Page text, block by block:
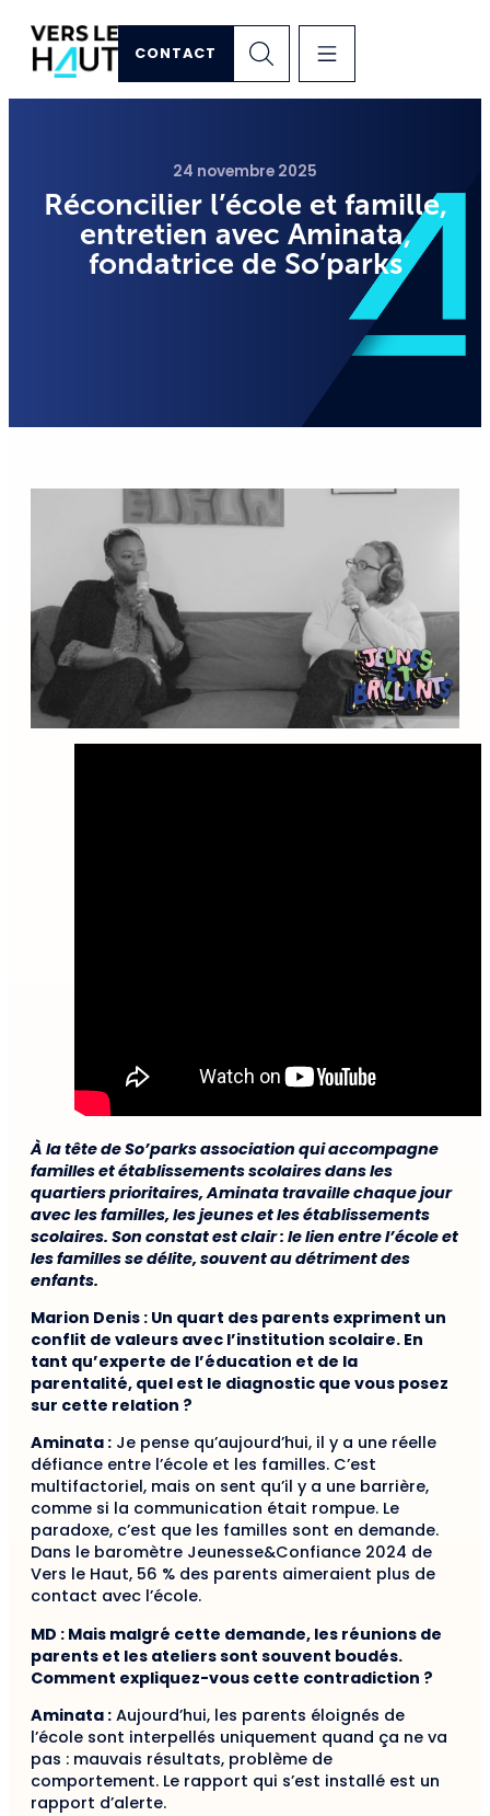
CONTACT
24 novembre 2025
Réconcilier l’école et famille,
entretien avec Aminata,
fondatrice de So’parks
À la tête de So’parks association qui accompagne
familles et établissements scolaires dans les
quartiers prioritaires, Aminata travaille chaque jour
avec les familles, les jeunes et les établissements
scolaires. Son constat est clair : le lien entre l’école et
les familles se délite, souvent au détriment des
enfants.
Marion Denis : Un quart des parents expriment un
conflit de valeurs avec l’institution scolaire. En
tant qu’experte de l’éducation et de la
parentalité, quel est le diagnostic que vous posez
sur cette relation ?
Aminata : Je pense qu’aujourd’hui, il y a une réelle
défiance entre l’école et les familles. C’est
multifactoriel, mais on sent qu’il y a une barrière,
comme si la communication était rompue. Le
paradoxe, c’est que les familles sont en demande.
Dans le baromètre Jeunesse&Confiance 2024 de
Vers le Haut, 56 % des parents aimeraient plus de
contact avec l’école.
MD : Mais malgré cette demande, les réunions de
parents et les ateliers sont souvent boudés.
Comment expliquez-vous cette contradiction ?
Aminata : Aujourd’hui, les parents éloignés de
l’école sont interpellés uniquement quand ça ne va
pas : mauvais résultats, problème de
comportement. Le rapport qui s’est installé est un
rapport d’alerte.